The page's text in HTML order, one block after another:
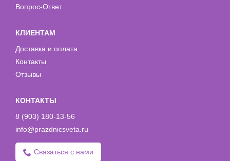
Вопрос-Ответ
КЛИЕНТАМ
Доставка и оплата
Контакты
Отзывы
КОНТАКТЫ
8 (903) 180-13-56
info@prazdnicsveta.ru
Связаться с нами